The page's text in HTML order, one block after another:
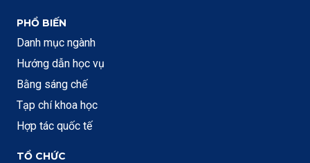
PHỔ BIẾN
Danh mục ngành
Hướng dẫn học vụ
Bằng sáng chế
Tạp chí khoa học
Hợp tác quốc tế
TỔ CHỨC